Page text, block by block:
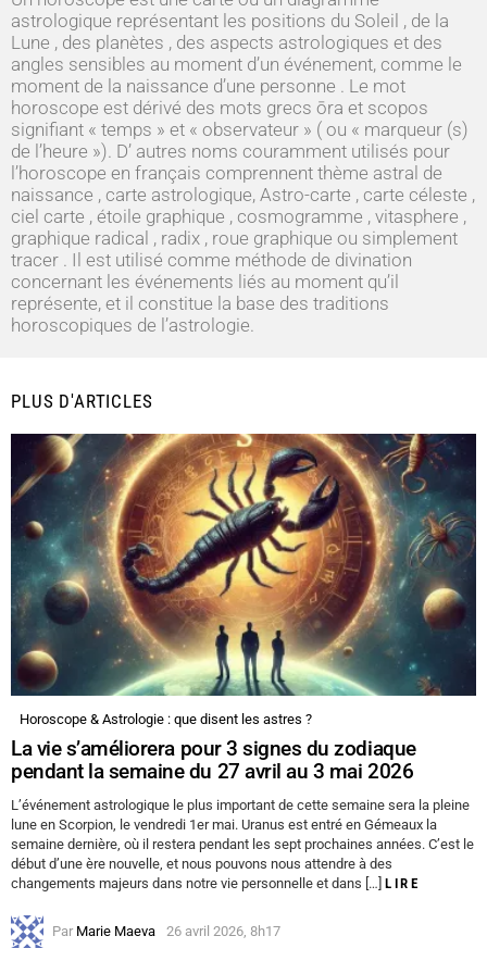
astrologique représentant les positions du Soleil , de la
Lune , des planètes , des aspects astrologiques et des
angles sensibles au moment d’un événement, comme le
moment de la naissance d’une personne . Le mot
horoscope est dérivé des mots grecs ōra et scopos
signifiant « temps » et « observateur » ( ou « marqueur (s)
de l’heure »). D’ autres noms couramment utilisés pour
l’horoscope en français comprennent thème astral de
naissance , carte astrologique, Astro-carte , carte céleste ,
ciel carte , étoile graphique , cosmogramme , vitasphere ,
graphique radical , radix , roue graphique ou simplement
tracer . Il est utilisé comme méthode de divination
concernant les événements liés au moment qu’il
représente, et il constitue la base des traditions
horoscopiques de l’astrologie.
PLUS D'ARTICLES
Horoscope & Astrologie : que disent les astres ?
La vie s’améliorera pour 3 signes du zodiaque
pendant la semaine du 27 avril au 3 mai 2026
L’événement astrologique le plus important de cette semaine sera la pleine
lune en Scorpion, le vendredi 1er mai. Uranus est entré en Gémeaux la
semaine dernière, où il restera pendant les sept prochaines années. C’est le
début d’une ère nouvelle, et nous pouvons nous attendre à des
changements majeurs dans notre vie personnelle et dans […] LIRE
Par Marie Maeva 26 avril 2026, 8h17